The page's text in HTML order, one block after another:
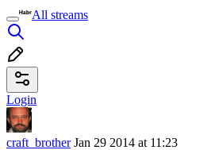
All streams
Login
craft_brotherJan 29 2014 at 11:23